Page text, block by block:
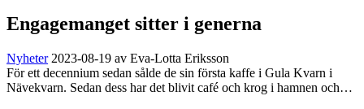
Engagemanget sitter i generna
Nyheter 2023-08-19 av Eva-Lotta Eriksson
För ett decennium sedan sålde de sin första kaffe i Gula Kvarn i
Nävekvarn. Sedan dess har det blivit café och krog i hamnen och…